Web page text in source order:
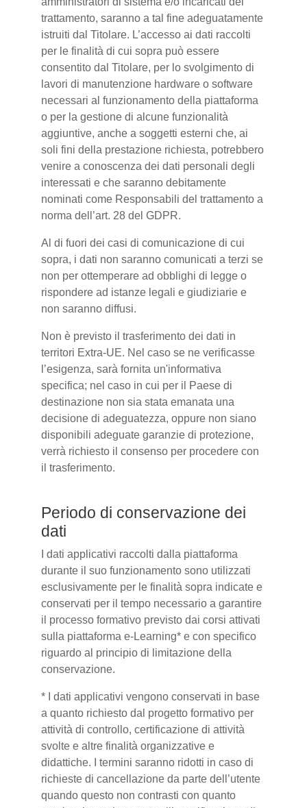
trattamento, saranno a tal fine adeguatamente
istruiti dal Titolare. L’accesso ai dati raccolti
per le finalità di cui sopra può essere
consentito dal Titolare, per lo svolgimento di
lavori di manutenzione hardware o software
necessari al funzionamento della piattaforma
o per la gestione di alcune funzionalità
aggiuntive, anche a soggetti esterni che, ai
soli fini della prestazione richiesta, potrebbero
venire a conoscenza dei dati personali degli
interessati e che saranno debitamente
nominati come Responsabili del trattamento a
norma dell’art. 28 del GDPR.
Al di fuori dei casi di comunicazione di cui
sopra, i dati non saranno comunicati a terzi se
non per ottemperare ad obblighi di legge o
rispondere ad istanze legali e giudiziarie e
non saranno diffusi.
Non è previsto il trasferimento dei dati in
territori Extra-UE. Nel caso se ne verificasse
l’esigenza, sarà fornita un'informativa
specifica; nel caso in cui per il Paese di
destinazione non sia stata emanata una
decisione di adeguatezza, oppure non siano
disponibili adeguate garanzie di protezione,
verrà richiesto il consenso per procedere con
il trasferimento.
Periodo di conservazione dei
dati
I dati applicativi raccolti dalla piattaforma
durante il suo funzionamento sono utilizzati
esclusivamente per le finalità sopra indicate e
conservati per il tempo necessario a garantire
il processo formativo previsto dai corsi attivati
sulla piattaforma e-Learning* e con specifico
riguardo al principio di limitazione della
conservazione.
* I dati applicativi vengono conservati in base
a quanto richiesto dal progetto formativo per
attività di controllo, certificazione di attività
svolte e altre finalità organizzative e
didattiche. I termini saranno ridotti in caso di
richieste di cancellazione da parte dell’utente
quando questo non contrasti con quanto